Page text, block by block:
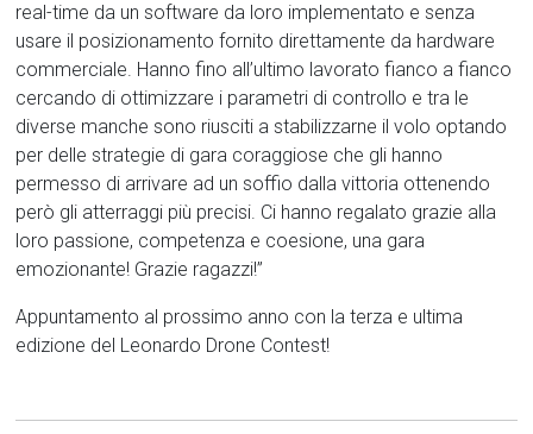
real-time da un software da loro implementato e senza
usare il posizionamento fornito direttamente da hardware
commerciale. Hanno fino all’ultimo lavorato fianco a fianco
cercando di ottimizzare i parametri di controllo e tra le
diverse manche sono riusciti a stabilizzarne il volo optando
per delle strategie di gara coraggiose che gli hanno
permesso di arrivare ad un soffio dalla vittoria ottenendo
però gli atterraggi più precisi. Ci hanno regalato grazie alla
loro passione, competenza e coesione, una gara
emozionante! Grazie ragazzi!”
Appuntamento al prossimo anno con la terza e ultima
edizione del Leonardo Drone Contest!